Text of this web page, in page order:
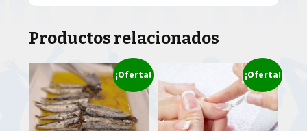
Productos relacionados
¡Oferta! ¡Oferta!